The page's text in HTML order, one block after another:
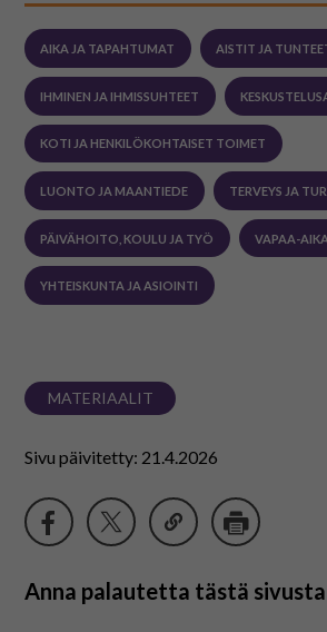
AIKA JA TAPAHTUMAT AISTIT JA
IHMINEN JA IHMISSUHTEET
KOTI JA HENKILÖKOHTAISET TOIMET
LUONTO JA MAANTIEDE TERVEYS JA
PÄIVÄHOITO, KOULU JA TYÖ VAPAA-
YHTEISKUNTA JA ASIOINTI
MATERIAALIT
Sivu päivitetty: 21.4.2026
Anna palautetta tästä sivusta